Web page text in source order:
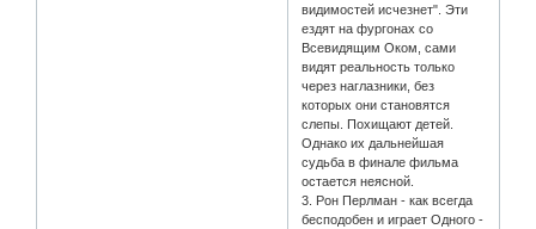
видимостей исчезнет". Эти
ездят на фургонах со
Всевидящим Оком, сами
видят реальность только
через наглазники, без
которых они становятся
слепы. Похищают детей.
Однако их дальнейшая
судьба в финале фильма
остается неясной.
3. Рон Перлман - как всегда
бесподобен и играет Одного -